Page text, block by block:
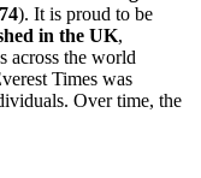
). It is proud to be
in the UK,
across the world
Times was
Over time, the